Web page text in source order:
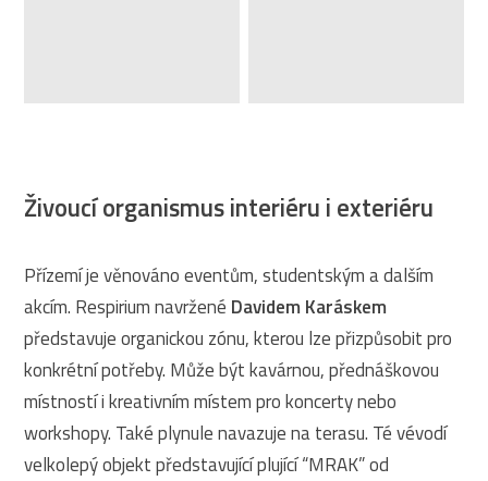
Živoucí organismus interiéru i exteriéru
Přízemí je věnováno eventům, studentským a dalším
akcím. Respirium navržené Davidem Karáskem
představuje organickou zónu, kterou lze přizpůsobit pro
konkrétní potřeby. Může být kavárnou, přednáškovou
místností i kreativním místem pro koncerty nebo
workshopy. Také plynule navazuje na terasu. Té vévodí
velkolepý objekt představující plující “MRAK” od